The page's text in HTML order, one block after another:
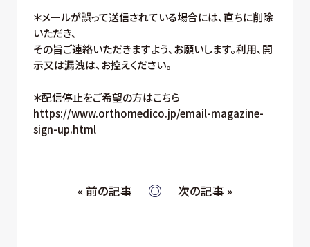
＊メールが誤って送信されている場合には、直ちに削除
いただき、
その旨ご連絡いただきますよう、お願いします。利用、開
示又は漏洩は、お控えください。
＊配信停止をご希望の方はこちら
https://www.orthomedico.jp/email-magazine-
sign-up.html
« 前の記事 次の記事 »